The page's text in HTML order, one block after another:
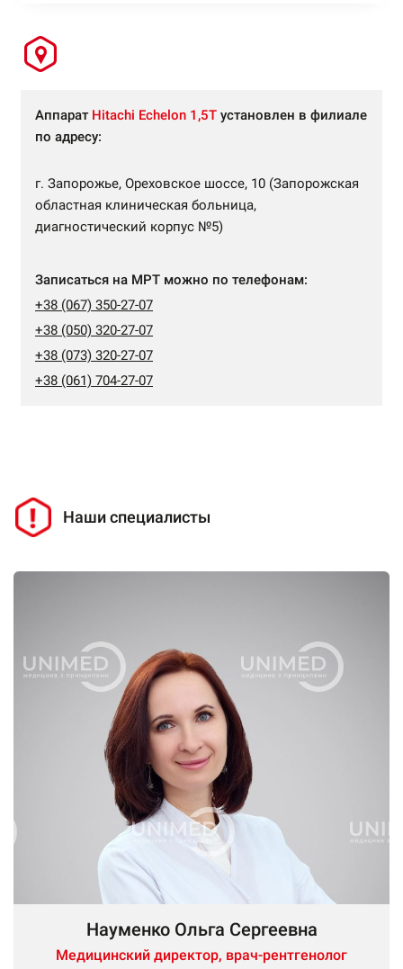
Аппарат Hitachi Echelon 1,5Т установлен в филиале
по адресу:
г. Запорожье, Ореховское шоссе, 10 (Запорожская
областная клиническая больница,
диагностический корпус №5)
Записаться на МРТ можно по телефонам:
+38 (067) 350-27-07
+38 (050) 320-27-07
+38 (073) 320-27-07
+38 (061) 704-27-07
Наши специалисты
Науменко Ольга Сергеевна
Медицинский директор, врач-рентгенолог